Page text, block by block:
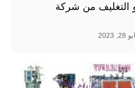
و التغليف من شركة
2023